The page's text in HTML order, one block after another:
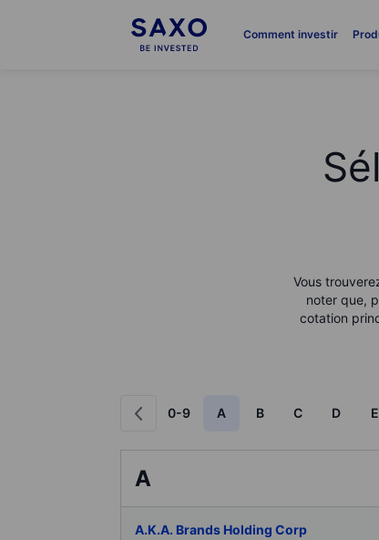
Comment investir
Vous
noter que,
cotation
0-9 A B C D E
A
A.K.A. Brands Holding Corp